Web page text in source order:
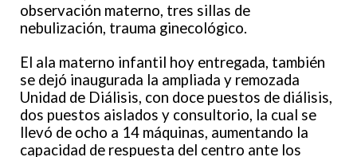
observación materno, tres sillas de
nebulización, trauma ginecológico.
El ala materno infantil hoy entregada, también
se dejó inaugurada la ampliada y remozada
Unidad de Diálisis, con doce puestos de diálisis,
dos puestos aislados y consultorio, la cual se
llevó de ocho a 14 máquinas, aumentando la
capacidad de respuesta del centro ante los